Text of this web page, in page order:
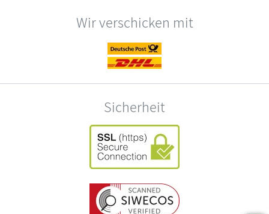
Wir verschicken mit
Sicherheit